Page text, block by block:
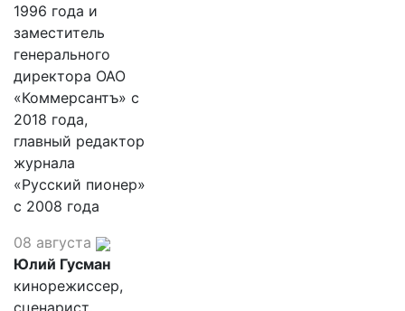
1996 года и
заместитель
генерального
директора ОАО
«Коммерсантъ» с
2018 года,
главный редактор
журнала
«Русский пионер»
с 2008 года
08 августа
Юлий Гусман
кинорежиссер,
сценарист,